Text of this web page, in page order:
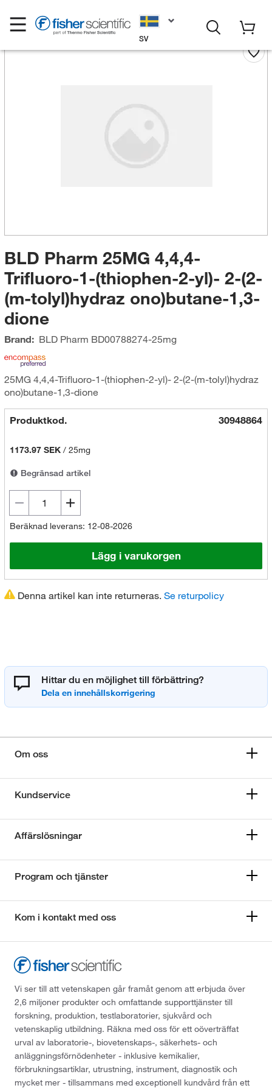
SV
BLD Pharm 25MG 4,4,4-
Trifluoro-1-(thiophen-2-yl)- 2-(2-
(m-tolyl)hydraz ono)butane-1,3-
dione
Brand: BLD Pharm BD00788274-25mg
25MG 4,4,4-Trifluoro-1-(thiophen-2-yl)- 2-(2-(m-tolyl)hydraz
ono)butane-1,3-dione
Produktkod. 30948864
1173.97 SEK/ 25mg
Begränsad artikel
Beräknad leverans: 12-08-2026
Lägg i varukorgen
Denna artikel kan inte returneras. Se returpolicy
Hittar du en möjlighet till förbättring?
Om oss
Kundservice
Affärslösningar
Program och tjänster
Kom i kontakt med oss
Vi ser till att vetenskapen går framåt genom att erbjuda över
2,6 miljoner produkter och omfattande supporttjänster till
forskning, produktion, testlaboratorier, sjukvård och
vetenskaplig utbildning. Räkna med oss för ett oöverträffat
urval av laboratorie-, biovetenskaps-, säkerhets- och
anläggningsförnödenheter - inklusive kemikalier,
förbrukningsartiklar, utrustning, instrument, diagnostik och
mycket mer - tillsammans med exceptionell kundvård från ett